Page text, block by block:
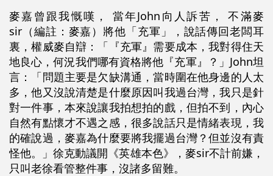
麥嘉曾跟我慨嘆， 當年John向人訴苦， 不滿麥
sir（編註：麥嘉）將他「充軍」，說話傳回老闆耳
裏，權威麥自辯：「『充軍』需要成本，我對得住天
地良心，何況我們哪有資格將他『充軍』？」John坦
言：「問題主要是欠缺溝通，當時圍在他身邊的人太
多，他又沒說清楚是什麼原因叫我過台灣，我只是針
對一件事，本來說讓我拍想拍的戲，但拍不到，內心
自然有點懷才不遇之感，很多說話只是情緒表現，我
的確說過，麥嘉為什麼要將我擺過台灣？但並沒有責
怪他。」徐克動議開《英雄本色》，麥sir不計前嫌，
只叫老徐看管整件事，沒諸多留難。